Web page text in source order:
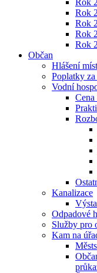
Rok
Rok
Rok
Rok
Rok
Občan
Hlášení
Poplatky
Vodní
Kanalizace
Odpadové
Služby pro
Kam na